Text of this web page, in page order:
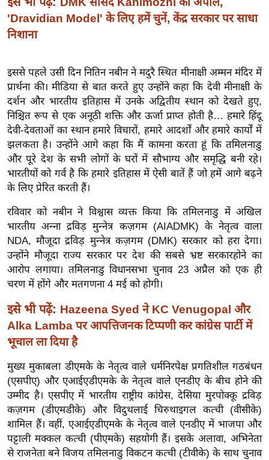
ल
श
त
यं
ग
इं
डि
या
सा
हि
त्य
ज
ग
त
ऑ
टो
व
र्ल्ड
न्यू
ब्री
फ
म
नो
रं
ज
'Dravidian Model' के लिए हमें चुनें, केंद्र सरकार पर साधा
निशाना
इससे पहले उसी दिन नितिन नबीन ने मदुरै स्थित मीनाक्षी अम्मन मंदिर में
प्रार्थना की। मीडिया से बात करते हुए उन्होंने कहा कि देवी मीनाक्षी के
दर्शन और भारतीय इतिहास में उनके अद्वितीय स्थान को देखते हुए,
निश्चित रूप से एक अनूठी शक्ति और ऊर्जा प्राप्त होती है… हमारे हिंदू
देवी-देवताओं का स्थान हमारे विचारों, हमारे आदर्शों और हमारे कार्यों में
झलकता है। उन्होंने आगे कहा कि मैं कामना करता हूं कि तमिलनाडु
और पूरे देश के सभी लोगों के घरों में सौभाग्य और समृद्धि बनी रहे।
भारतीयों को गर्व है कि हमारे इतिहास में ऐसी बातें हैं जो हमें आगे बढ़ने
के लिए प्रेरित करती हैं।
रविवार को नबीन ने विश्वास व्यक्त किया कि तमिलनाडु में अखिल
भारतीय अन्ना द्रविड़ मुन्नेत्र कज़गम (AIADMK) के नेतृत्व वाला
NDA, मौजूदा द्रविड़ मुन्नेत्र कज़गम (DMK) सरकार को हरा देगा।
उन्होंने मौजूदा राज्य सरकार पर देश की सबसे भ्रष्ट सरकारहोने का
आरोप लगाया। तमिलनाडु विधानसभा चुनाव 23 अप्रैल को एक ही
चरण में होंगे और मतगणना 4 मई को होगी।
इसे भी पढ़ें: Hazeena Syed ने KC Venugopal और
Alka Lamba पर आपत्तिजनक टिप्पणी कर कांग्रेस पार्टी में
भूचाल ला दिया है
मुख्य मुकाबला डीएमके के नेतृत्व वाले धर्मनिरपेक्ष प्रगतिशील गठबंधन
(एसपीए) और एआईएडीएमके के नेतृत्व वाले एनडीए के बीच होने की
उम्मीद है। एसपीए में भारतीय राष्ट्रीय कांग्रेस, देसिया मुरपोक्कू द्रविड़
कज़गम (डीएमडीके) और विदुथलाई चिरुथाइगल कत्ची (वीसीके)
शामिल हैं। वहीं, एआईएडीएमके के नेतृत्व वाले एनडीए में भाजपा और
पट्टाली मक्कल कत्ची (पीएमके) सहयोगी हैं। इसके अलावा, अभिनेता
से राजनेता बने विजय तमिलनाडु विकटन कत्ची (टीवीके) के साथ चुनाव